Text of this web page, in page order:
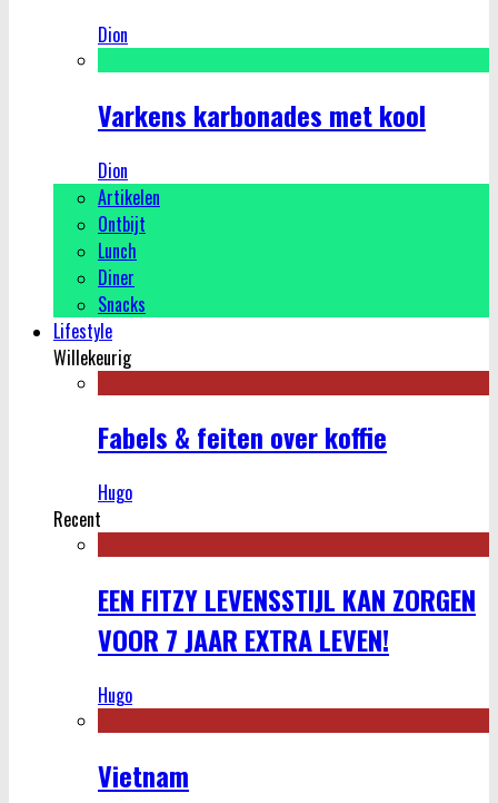
Dion
Varkens karbonades met kool
Dion
Artikelen
Ontbijt
Lunch
Diner
Snacks
Lifestyle
Willekeurig
Fabels & feiten over koffie
Hugo
Recent
EEN FITZY LEVENSSTIJL KAN ZORGEN
VOOR 7 JAAR EXTRA LEVEN!
Hugo
Vietnam